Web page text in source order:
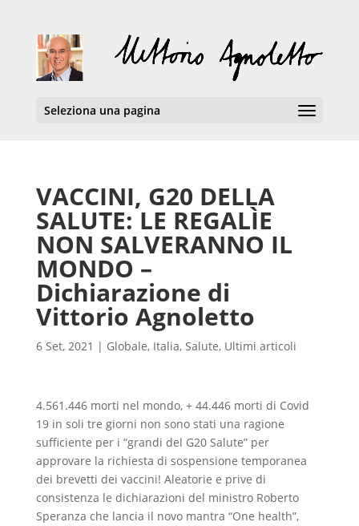
Seleziona una pagina
VACCINI, G20 DELLA
SALUTE: LE REGALÌE
NON SALVERANNO IL
MONDO –
Dichiarazione di
Vittorio Agnoletto
6 Set, 2021 | Globale, Italia, Salute, Ultimi articoli
4.561.446 morti nel mondo, + 44.446 morti di Covid
19 in soli tre giorni non sono stati una ragione
sufficiente per i “grandi del G20 Salute” per
approvare la richiesta di sospensione temporanea
dei brevetti dei vaccini! Aleatorie e prive di
consistenza le dichiarazioni del ministro Roberto
Speranza che lancia il novo mantra “One health”,